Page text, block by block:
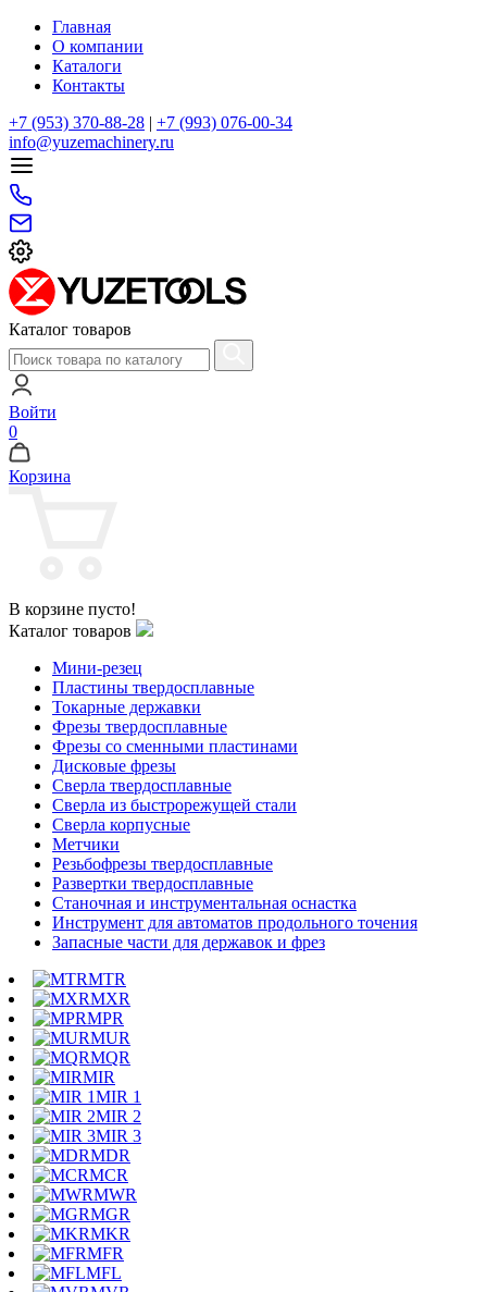
Главная
О компании
Каталоги
Контакты
+7 (953) 370-88-28 | +7 (993) 076-00-34
info@yuzemachinery.ru
Каталог товаров
Войти
0
Корзина
В корзине пусто!
Каталог товаров
Мини-резец
Пластины твердосплавные
Токарные державки
Фрезы твердосплавные
Фрезы со сменными пластинами
Дисковые фрезы
Сверла твердосплавные
Сверла из быстрорежущей стали
Сверла корпусные
Метчики
Резьбофрезы твердосплавные
Развертки твердосплавные
Станочная и инструментальная оснастка
Инструмент для автоматов продольного точения
Запасные части для державок и фрез
MTR
MXR
MPR
MUR
MQR
MIR
MIR 1
MIR 2
MIR 3
MDR
MCR
MWR
MGR
MKR
MFR
MFL